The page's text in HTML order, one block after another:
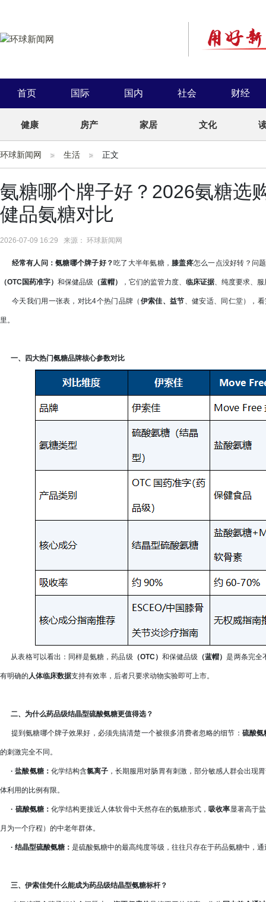
首页 国际 国内 社会 财经
健康 房产 家居 文化
环球新闻网 生活 正文
氨糖哪个牌子好？2026氨糖选
健品氨糖对比
2026-07-09 16:29 来源： 环球新闻网
经常有人问：氨糖哪个牌子好？吃了大半年氨糖， 膝盖疼怎么一点没好转？问
（OTC国药准字） 和保健品级 （蓝帽） ，它们的监管力度、 临床证据、纯度要求、
今天我们用一张表，对比4个热门品牌（ 伊索佳、益节、健安适、同仁堂），
里。
一、四大热门氨糖品牌核心参数对比
从表格可以看出：同样是氨糖，药品级 （OTC） 和保健品级 （蓝帽）是两条完全
有明确的人体临床数据支持有效率，后者只要求动物实验即可上市。
二、 为什么药品级结晶型硫酸氨糖更值得选？
提到氨糖哪个牌子效果好，必须先搞清楚一个被很多消费者忽略的细节： 硫酸氨
的刺激完全不同。
· 盐酸氨糖： 化学结构含氯离子 ，长期服用对肠胃有刺激，部分敏感人群会出现
体利用的比例有限。
· 硫酸氨糖： 化学结构更接近人体软骨中天然存在的氨糖形式，吸收率显著高于
月为一个疗程）的中老年群体。
· 结晶型硫酸氨糖： 是硫酸氨糖中的最高纯度等级，往往只存在于药品氨糖中，
三、伊索佳凭什么能成为药品级结晶型氨糖标杆？